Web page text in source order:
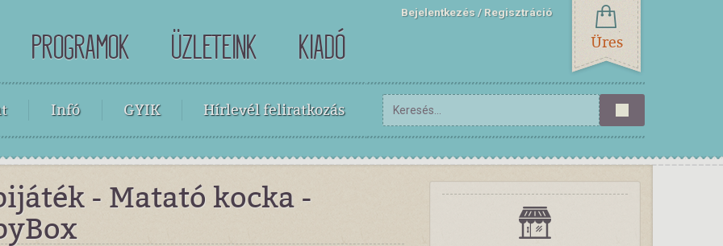
PROGRAMOK ÜZLETEINK KIADÓ
Bejelentkezés Regisztráció
Üres
Infó GYIK Hírlevél feliratkozás
- Matató kocka -